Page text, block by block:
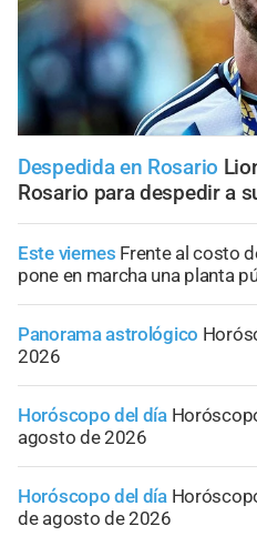
Despedida en Rosario
Rosario para despedir a
Este viernes Frente al costo
pone en marcha una planta
Panorama astrológico
2026
Horóscopo del día
agosto de 2026
Horóscopo del día
de agosto de 2026